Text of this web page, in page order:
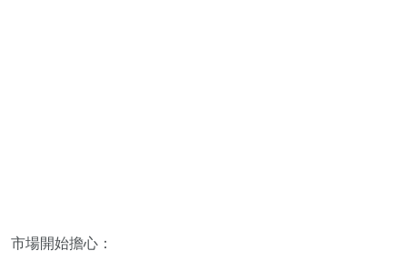
市場開始擔心：